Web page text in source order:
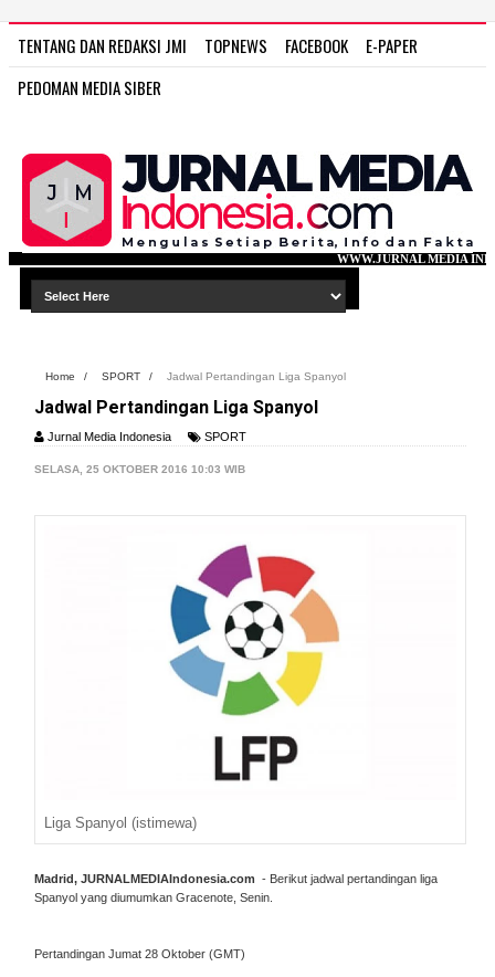
TENTANG DAN REDAKSI JMI TOPNEWS FACEBOOK
E-PAPER
PEDOMAN MEDIA SIBER
WWW.JURNAL MEDIA INDONESIA.COM
Home / SPORT / Jadwal Pertandingan Liga Spanyol
Jadwal Pertandingan Liga Spanyol
Jurnal Media Indonesia SPORT
SELASA, 25 OKTOBER 2016 10:03 WIB
Liga Spanyol (istimewa)
Madrid, JURNALMEDIAIndonesia.com - Berikut jadwal pertandingan liga
Spanyol yang diumumkan Gracenote, Senin.
Pertandingan Jumat 28 Oktober (GMT)